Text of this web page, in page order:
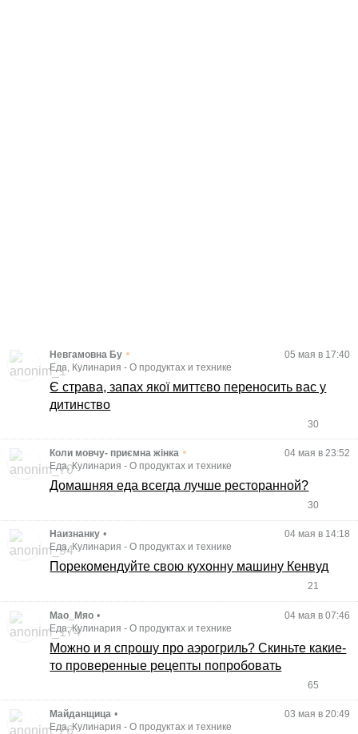
Невгамовна Бу •
05 мая в 17:40
Еда, Кулинария -О продуктах и технике
Є страва, запах якої миттєво переносить вас у
дитинство
30
Коли мовчу- приємна жінка •
04 мая в 23:52
Еда, Кулинария -О продуктах и технике
Домашняя еда всегда лучше ресторанной?
30
Наизнанку •
04 мая в 14:18
Еда, Кулинария -О продуктах и технике
Порекомендуйте свою кухонну машину Кенвуд
21
Мао_Мяо •
04 мая в 07:46
Еда, Кулинария -О продуктах и технике
Можно и я спрошу про аэрогриль? Скиньте какие-
то проверенные рецепты попробовать
65
Майданщица •
03 мая в 20:49
Еда, Кулинария -О продуктах и технике